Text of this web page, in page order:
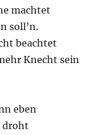
machtet
soll’n.
beachtet
Knecht sein
eben
droht